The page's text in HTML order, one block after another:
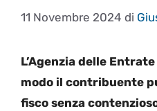
11 Novembre 2024 di
L’Agenzia delle
modo il contribuente
fisco senza